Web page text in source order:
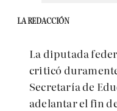
LA REDACCIÓN
La diputada
criticó
Secretaría de
adelantar el fin